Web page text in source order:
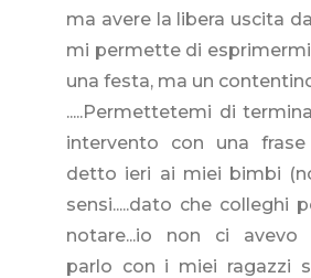
ma avere la libera uscita
mi permette di
una festa, ma un
.....Permettetemi di
intervento con una
detto ieri ai miei bimbi
sensi.....dato che colleghi
notare...io non ci avevo
parlo con i miei ragazzi